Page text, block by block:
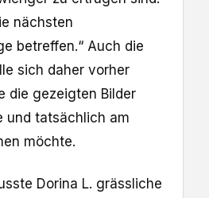
nächsten
betreffen.“ Auch die
sich daher vorher
die gezeigten Bilder
und tatsächlich am
möchte.
Dorina L. grässliche